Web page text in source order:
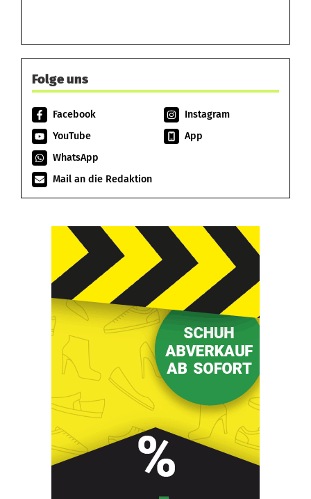
Folge uns
Facebook
Instagram
YouTube
App
WhatsApp
Mail an die Redaktion